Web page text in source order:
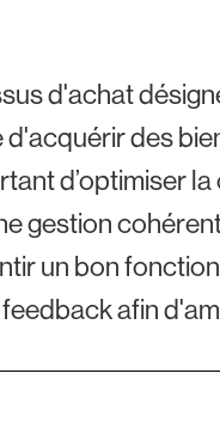
d'achat
des
d’optimiser
gestion
un bon
afin